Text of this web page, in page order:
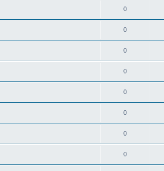
0
0
0
0
0
0
0
0